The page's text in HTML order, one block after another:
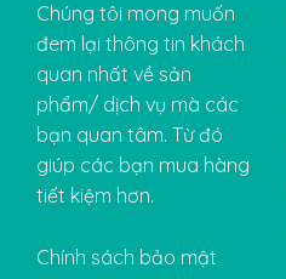
Chúng tôi mong muốn
đem lại thông tin khách
quan nhất về sản
phẩm/ dịch vụ mà các
bạn quan tâm. Từ đó
giúp các bạn mua hàng
tiết kiệm hơn.
Chính sách bảo mật